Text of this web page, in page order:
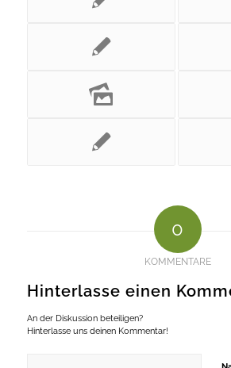
0
KOMMENTARE
Hinterlasse einen
An der Diskussion beteiligen?
Hinterlasse uns deinen Kommentar!